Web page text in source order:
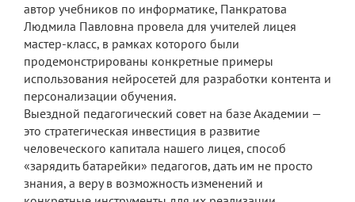
Международное сотрудничество
Организация питания в лицее
О лицее
Визитная карточка
Учительская
Контакты и местонахождение
автор учебников по информатике, Панкратова
Людмила Павловна провела для учителей лицея
мастер-класс, в рамках которого были
продемонстрированы конкретные примеры
использования нейросетей для разработки контента и
персонализации обучения.
Выездной педагогический совет на базе Академии —
это стратегическая инвестиция в развитие
человеческого капитала нашего лицея, способ
«зарядить батарейки» педагогов, дать им не просто
знания, а веру в возможность изменений и